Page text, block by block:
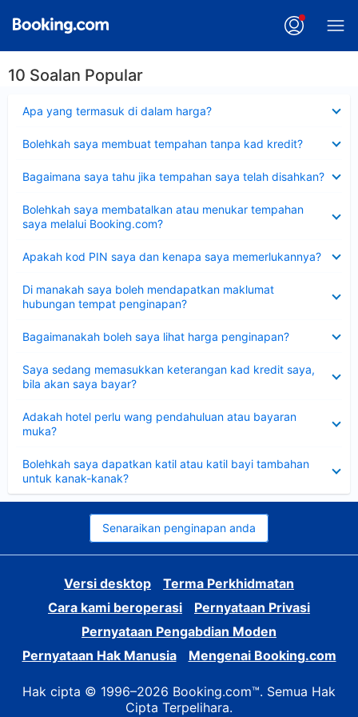
10 Soalan Popular
Apa yang termasuk di dalam harga?
Bolehkah saya membuat tempahan tanpa kad kredit?
Bagaimana saya tahu jika tempahan saya telah disahkan?
Bolehkah saya membatalkan atau menukar tempahan
saya melalui Booking.com?
Apakah kod PIN saya dan kenapa saya memerlukannya?
Di manakah saya boleh mendapatkan maklumat
hubungan tempat penginapan?
Bagaimanakah boleh saya lihat harga penginapan?
Saya sedang memasukkan keterangan kad kredit saya,
bila akan saya bayar?
Adakah hotel perlu wang pendahuluan atau bayaran
muka?
Bolehkah saya dapatkan katil atau katil bayi tambahan
untuk kanak-kanak?
Senaraikan penginapan anda
Versi desktop
Terma Perkhidmatan
Cara kami beroperasi
Pernyataan Privasi
Pernyataan Pengabdian Moden
Pernyataan Hak Manusia
Mengenai Booking.com
Hak cipta © 1996–2026 Booking.com™. Semua Hak
Cipta Terpelihara.